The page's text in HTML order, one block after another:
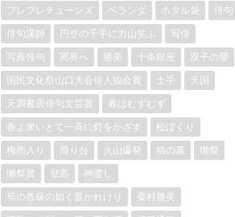
プレプレチューンズ
ベランダ ホタル袋
俳句
俳句講師
円空の千手に力山笑ふ
写俳
写真俳句
冥界へ 勝美 十条銀座
双子の嬰
国民文化祭山口大会俳人協会賞
土手
天国
天満書房俳句文芸賞
春はむずむず
春よ来いとて一斉に灯をかざす
松ぼくり
梅雨入り
滑り台 火山爆発 猫の墓
獺祭
獺祭賞
登高
神渡し
筍の首級の如く置かれけり
粟村勝美